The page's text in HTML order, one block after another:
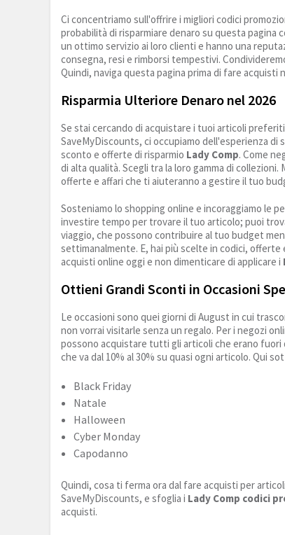
Ci concentriamo sull'offrire i migliori codici
probabilità di risparmiare denaro su questa pagina
un ottimo servizio ai loro clienti e hanno una
consegna, resi e rimborsi tempestivi.
Quindi, naviga questa pagina prima di fare
Risparmia Ulteriore Denaro nel 2026
Se stai cercando di acquistare i tuoi articoli
SaveMyDiscounts, ci occupiamo dell'esperienza di
sconto e offerte di risparmio Lady Comp. Come
di alta qualità. Scegli tra la loro gamma di
offerte e affari che ti aiuteranno a gestire il tuo
Sosteniamo lo shopping online e incoraggiamo le
investire tempo per trovare il tuo articolo; puoi
viaggio, che possono contribuire al tuo budget
settimanalmente. E, hai più scelte in codici,
acquisti online oggi e non dimenticare di applicare i
Ottieni Grandi Sconti in Occasioni
Le occasioni sono quei giorni di August in cui
non vorrai visitarle senza un regalo. Per i negozi
possono acquistare tutti gli articoli che erano
che va dal 10% al 30% su quasi ogni articolo. Qui
Black Friday
Natale
Halloween
Cyber Monday
Capodanno
Quindi, cosa ti ferma ora dal fare acquisti per
SaveMyDiscounts, e sfoglia i Lady Comp codici
acquisti.